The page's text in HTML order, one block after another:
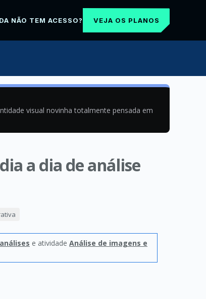
NÃO TEM ACESSO? VEJA OS PLANOS
visual novinha totalmente pensada em
a dia de análise
e atividade Análise de imagens e